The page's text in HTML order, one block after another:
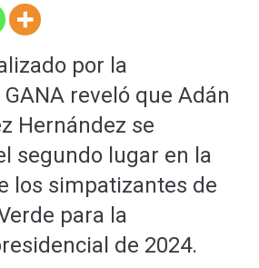
por la
reveló que Adán
Hernández se
segundo lugar en la
los simpatizantes de
para la
de 2024.